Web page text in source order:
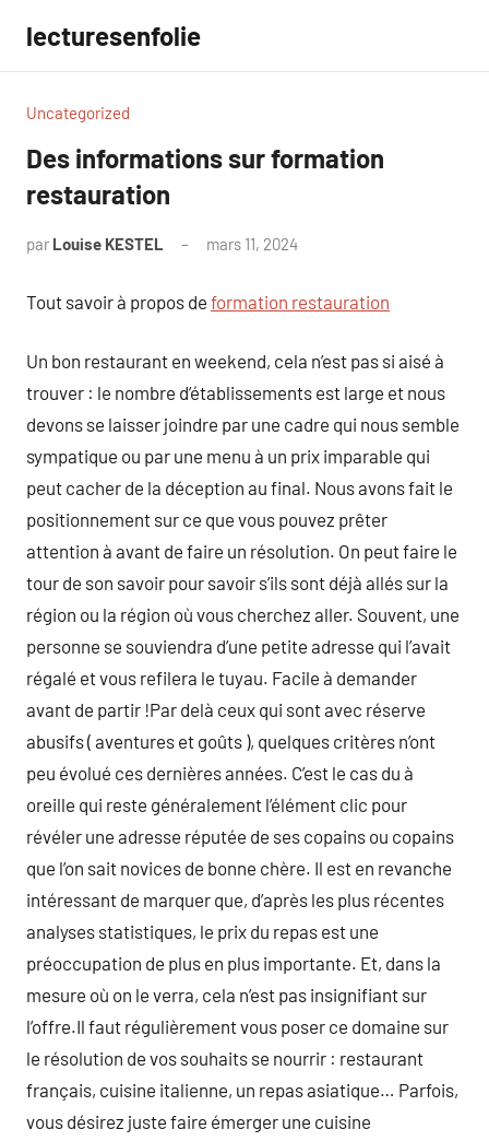
contenu
lecturesenfolie
Uncategorized
Des informations sur formation
restauration
par Louise KESTEL mars 11, 2024
Tout savoir à propos de formation restauration
Un bon restaurant en weekend, cela n’est pas si aisé à
trouver : le nombre d’établissements est large et nous
devons se laisser joindre par une cadre qui nous semble
sympatique ou par une menu à un prix imparable qui
peut cacher de la déception au final. Nous avons fait le
positionnement sur ce que vous pouvez prêter
attention à avant de faire un résolution. On peut faire le
tour de son savoir pour savoir s’ils sont déjà allés sur la
région ou la région où vous cherchez aller. Souvent, une
personne se souviendra d’une petite adresse qui l’avait
régalé et vous refilera le tuyau. Facile à demander
avant de partir !Par delà ceux qui sont avec réserve
abusifs ( aventures et goûts ), quelques critères n’ont
peu évolué ces dernières années. C’est le cas du à
oreille qui reste généralement l’élément clic pour
révéler une adresse réputée de ses copains ou copains
que l’on sait novices de bonne chère. Il est en revanche
intéressant de marquer que, d’après les plus récentes
analyses statistiques, le prix du repas est une
préoccupation de plus en plus importante. Et, dans la
mesure où on le verra, cela n’est pas insignifiant sur
l’offre.Il faut régulièrement vous poser ce domaine sur
le résolution de vos souhaits se nourrir : restaurant
français, cuisine italienne, un repas asiatique… Parfois,
vous désirez juste faire émerger une cuisine